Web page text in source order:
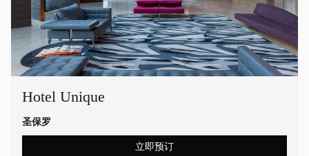
Hotel Unique
圣保罗
立即预订